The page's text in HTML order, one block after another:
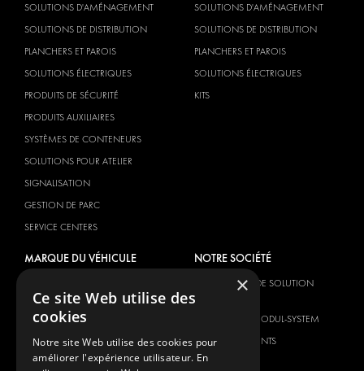
SOLUTIONS D'AMÉNAGEMENT
SOLUTIONS DE DISTRIBUTION
PLANCHERS ET PAROIS
SOLUTIONS ÉLECTRIQUES
PRODUITS DE SÉCURITÉ
PRODUITS AUXILIAIRES
SYSTÈMES DE CONTENEURS
SOLUTIONS POUR ATELIER
SIGNALISATION
GESTION DE PARC
SERVICE CENTERS
SOLUTIONS D'AMÉNAGEMENT
SOLUTIONS DE DISTRIBUTION
PLANCHERS ET PAROIS
SOLUTIONS ÉLECTRIQUES
KITS
MARQUE DU VÉHICULE
DACIA
FORD
NOTRE SOCIÉTÉ
FOURNISSEUR DE SOLUTION
GLOBALE
À PROPOS DE MODUL-SYSTEM
TÉLÉCHARGEMENTS
NOUVELLES
×
Ce site Web utilise des
cookies
Notre site Web utilise des cookies pour
améliorer l'expérience utilisateur. En